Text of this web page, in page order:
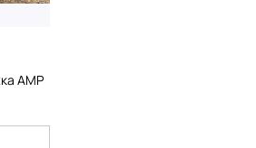
AMP